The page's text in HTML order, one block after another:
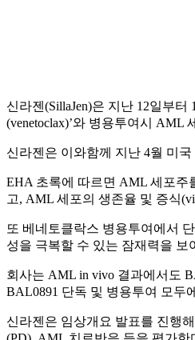
신라젠(SillaJen)은 지난 12일부
(venetoclax)’와 병용투여시
신라젠은 이와함께 지난 4월 미
EHA 초록에 따르면 AML 세포주
고, AML 세포의 생존율 및 증식
또 베네토클락스 병용투여에서
성을 극복할 수 있는 잠재력을 보
회사는 AML in vivo 결과에서도
BAL0891 단독 및 병용투여 모두
신라젠은 임상개요 발표를 진행